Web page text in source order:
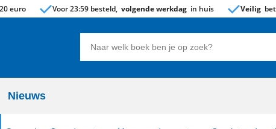
euro Voor 23:59 besteld, volgende werkdagin huis Veilig
Zoeken
Nieuws